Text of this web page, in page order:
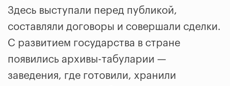
Здесь выступали перед публикой,
составляли договоры и совершали сделки.
С развитием государства в стране
появились архивы-табуларии —
заведения, где готовили, хранили